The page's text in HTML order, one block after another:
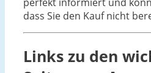
dass Sie den Kauf nicht
Links zu den